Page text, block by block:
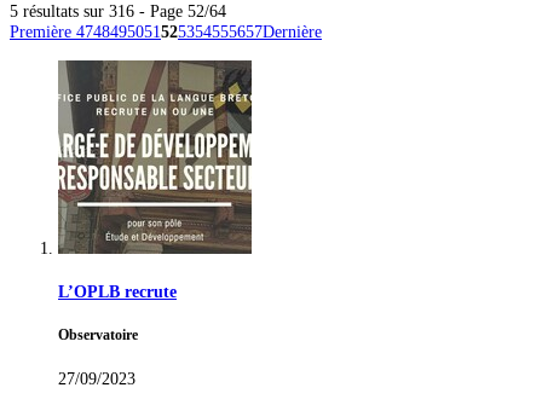
5 résultats sur 316 - Page 52/64
Première 4748495051525354555657Dernière
L’OPLB recrute
Observatoire
27/09/2023